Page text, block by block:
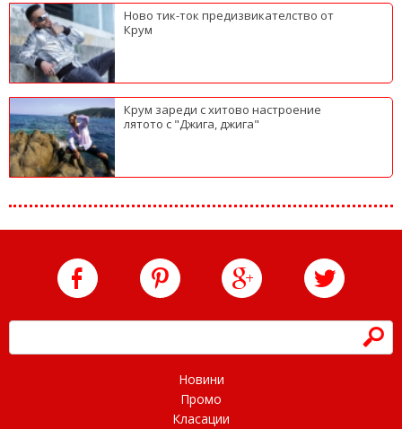
Ново тик-ток предизвикателство от
Крум
Крум зареди с хитово настроение
лятото с "Джига, джига"
h
Новини
Промо
Класации